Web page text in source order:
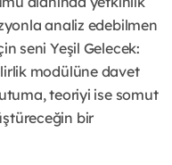
analiz edebilmen
seni Yeşil Gelecek:
modülüne davet
teoriyi ise somut
bir